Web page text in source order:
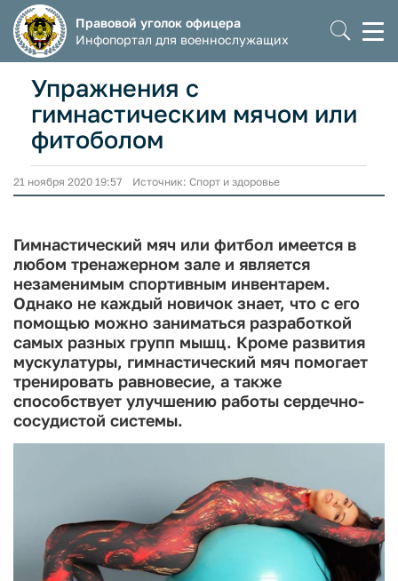
Правовой уголок офицера
Инфопортал для военнослужащих
Упражнения с
гимнастическим мячом или
фитоболом
21 ноября 2020 19:57 Источник: Спорт и здоровье
Гимнастический мяч или фитбол имеется в
любом тренажерном зале и является
незаменимым спортивным инвентарем.
Однако не каждый новичок знает, что с его
помощью можно заниматься разработкой
самых разных групп мышц. Кроме развития
мускулатуры, гимнастический мяч помогает
тренировать равновесие, а также
способствует улучшению работы сердечно-
сосудистой системы.